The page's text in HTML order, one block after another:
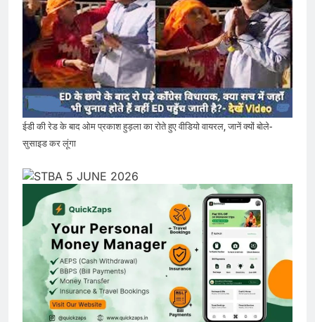
ईडी की रेड के बाद ओम प्रकाश हुड़ला का रोते हुए वीडियो वायरल, जानें क्यों बोले-
सुसाइड कर लूंगा